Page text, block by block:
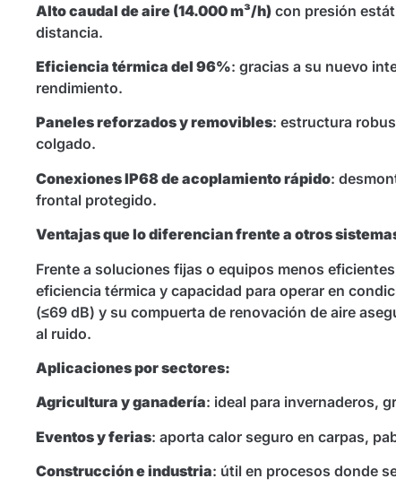
Alto caudal de aire (14.000 m³/h) con presión
distancia.
Eficiencia térmica del 96%: gracias a su nuevo
rendimiento.
Paneles reforzados y removibles: estructura
colgado.
Conexiones IP68 de acoplamiento rápido:
frontal protegido.
Ventajas que lo diferencian frente a otros
Frente a soluciones fijas o equipos menos
eficiencia térmica y capacidad para operar en
(≤69 dB) y su compuerta de renovación de aire
al ruido.
Aplicaciones por sectores:
Agricultura y ganadería: ideal para invernaderos,
Eventos y ferias: aporta calor seguro en carpas,
Construcción e industria: útil en procesos donde